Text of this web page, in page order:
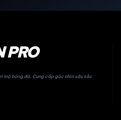
PRO
mộ bóng đá. Cung cấp góc nhìn sâu sắc